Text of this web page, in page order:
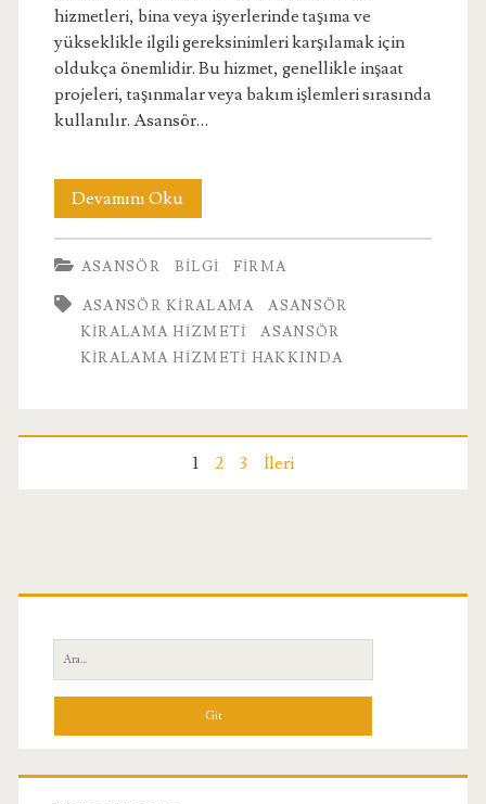
hizmetleri, bina veya işyerlerinde taşıma ve
yükseklikle ilgili gereksinimleri karşılamak için
oldukça önemlidir. Bu hizmet, genellikle inşaat
projeleri, taşınmalar veya bakım işlemleri sırasında
kullanılır. Asansör…
Devamını Oku
Kiralama
Hizmeti
Hakkında
ASANSÖR BILGI FIRMA
ASANSÖR KIRALAMA
ASANSÖR
KIRALAMA HIZMETI
ASANSÖR
KIRALAMA HIZMETI HAKKINDA
1 2 3 İleri
Birincil
Yan
Menü
Ara: